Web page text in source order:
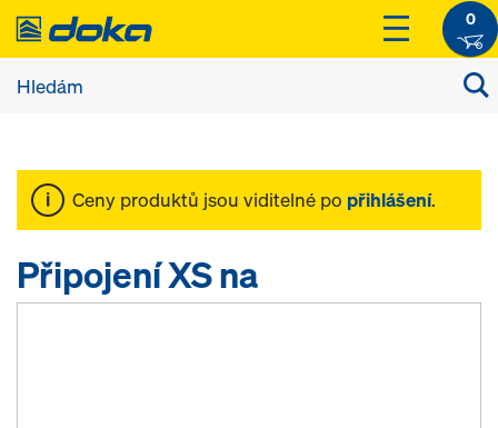
0
Ceny produktů jsou viditelné po přihlášení.
Připojení XS na